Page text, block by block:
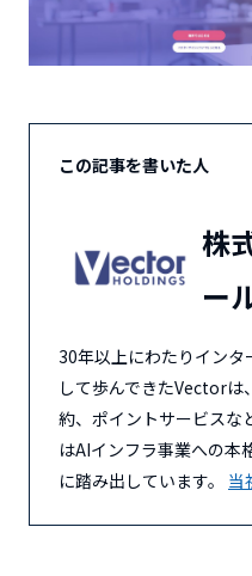
この記事を書いた人
株
ー
30年以上にわたりインタ
して歩んできたVectorは
約、ポイントサービスな
はAIインフラ事業への本
に踏み出しています。 当